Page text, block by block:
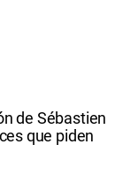
de Sébastien
que piden